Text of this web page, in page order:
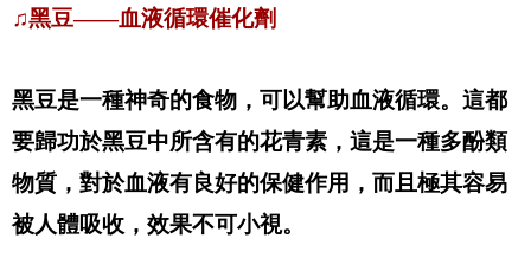
♫黑豆——血液循環催化劑
黑豆是一種神奇的食物，可以幫助血液循環。這都
要歸功於黑豆中所含有的花青素，這是一種多酚類
物質，對於血液有良好的保健作用，而且極其容易
被人體吸收，效果不可小視。